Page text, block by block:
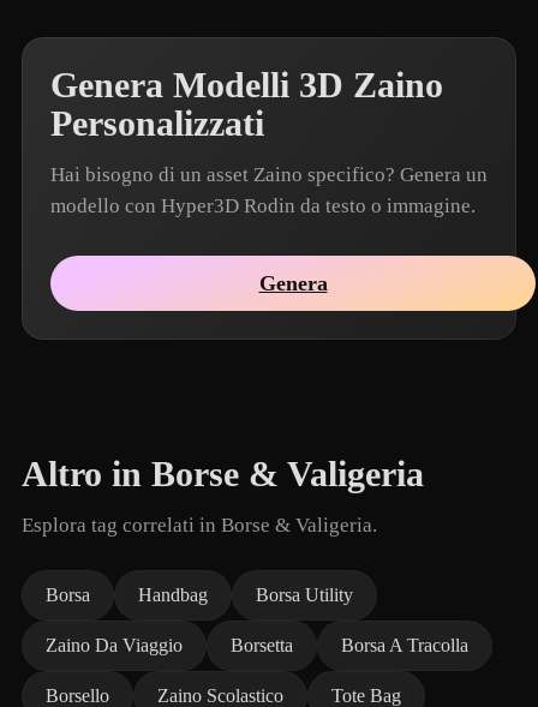
Genera Modelli 3D Zaino
Personalizzati
Hai bisogno di un asset Zaino specifico? Genera un
modello con Hyper3D Rodin da testo o immagine.
Genera
Altro in Borse & Valigeria
Esplora tag correlati in Borse & Valigeria.
Borsa Handbag Borsa Utility
Zaino Da Viaggio Borsetta Borsa A Tracolla
Borsello Zaino Scolastico Tote Bag